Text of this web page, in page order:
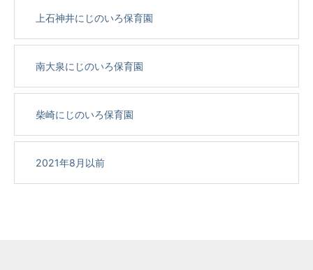
上石神井にじのいろ保育園
南大泉にじのいろ保育園
柴崎にじのいろ保育園
2021年8月以前